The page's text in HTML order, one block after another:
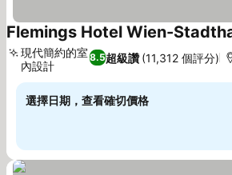
Flemings Hotel Wien-
8.5超級讚 (11,312 個評分)
現代簡約的室
內設計
選擇日期，查看確切價格